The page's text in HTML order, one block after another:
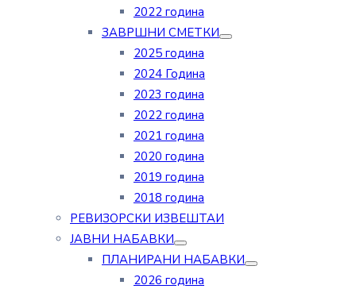
2022 година
ЗАВРШНИ СМЕТКИ
2025 година
2024 Година
2023 година
2022 година
2021 година
2020 година
2019 година
2018 година
РЕВИЗОРСКИ ИЗВЕШТАИ
ЈАВНИ НАБАВКИ
ПЛАНИРАНИ НАБАВКИ
2026 година